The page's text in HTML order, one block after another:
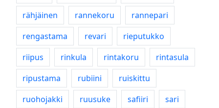
rähjäinen
rannekoru
rannepari
rengastama
revari
rieputukko
riipus
rinkula rintakoru
rintasula
ripustama
rubiini
ruiskittu
ruohojakki
ruusuke safiiri
sari